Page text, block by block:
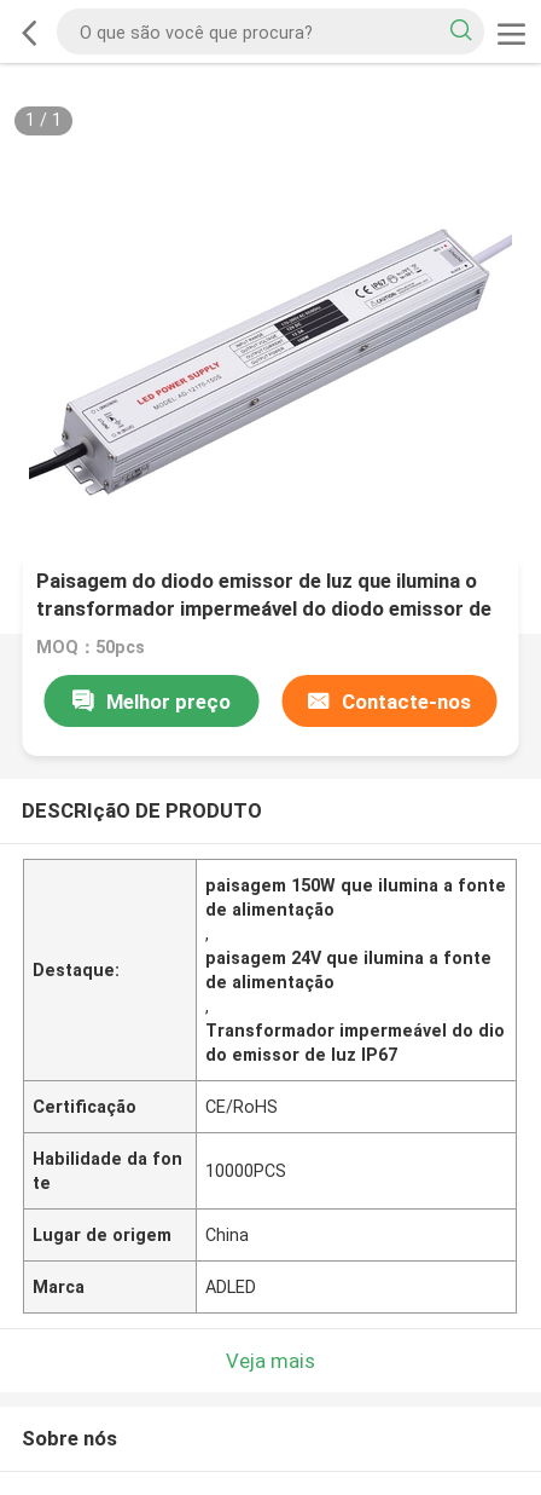
1 / 1
Paisagem do diodo emissor de luz que ilumina o
transformador impermeável do diodo emissor de
luz da fonte de alimentação 150W 12V 24V IP67
MOQ：50pcs
Melhor preço Contacte-nos
DESCRIçãO DE PRODUTO
Destaque:
paisagem 150W que ilumina a fonte
de alimentação
,
paisagem 24V que ilumina a fonte
de alimentação
,
Transformador impermeável do dio
do emissor de luz IP67
Certificação CE/RoHS
Habilidade da fon
te
10000PCS
Lugar de origem China
Marca ADLED
Veja mais
Sobre nós